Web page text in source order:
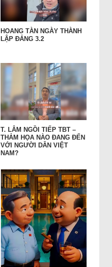
HOANG TÀN NGÀY THÀNH
LẬP ĐẢNG 3.2
T. LÂM NGỒI TIẾP TBT –
THẢM HỌA NÀO ĐANG ĐẾN
VỚI NGƯỜI DÂN VIỆT
NAM?